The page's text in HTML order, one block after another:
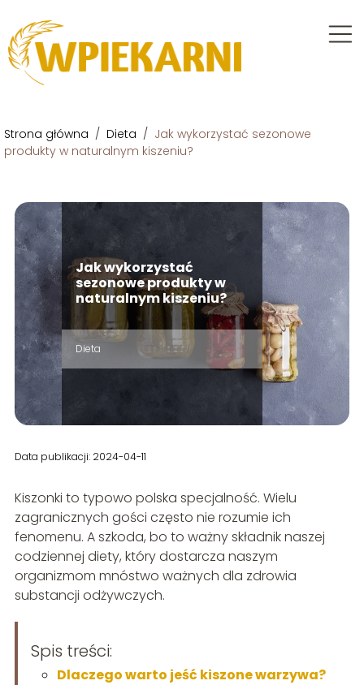
Strona główna / Dieta / Jak wykorzystać sezonowe
produkty w naturalnym kiszeniu?
Jak wykorzystać
sezonowe produkty w
naturalnym kiszeniu?
Dieta
Data publikacji: 2024-04-11
Kiszonki to typowo polska specjalność. Wielu
zagranicznych gości często nie rozumie ich
fenomenu. A szkoda, bo to ważny składnik naszej
codziennej diety, który dostarcza naszym
organizmom mnóstwo ważnych dla zdrowia
substancji odżywczych.
Spis treści:
Dlaczego warto jeść kiszone warzywa?